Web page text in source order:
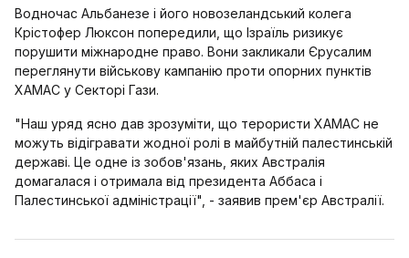
Водночас Альбанезе і його новозеландський колега
Крістофер Люксон попередили, що Ізраїль ризикує
порушити міжнародне право. Вони закликали Єрусалим
переглянути військову кампанію проти опорних пунктів
ХАМАС у Секторі Гази.
"Наш уряд ясно дав зрозуміти, що терористи ХАМАС не
можуть відігравати жодної ролі в майбутній палестинській
державі. Це одне із зобов'язань, яких Австралія
домагалася і отримала від президента Аббаса і
Палестинської адміністрації", - заявив прем'єр Австралії.